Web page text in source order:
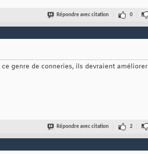
Répondre avec citation 0
genre de conneries, ils devraient améliorer
Répondre avec citation 2